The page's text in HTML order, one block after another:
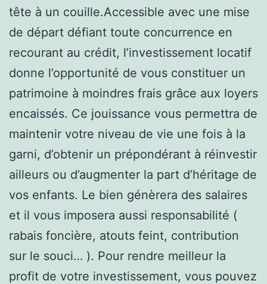
tête à un couille.Accessible avec une mise
de départ défiant toute concurrence en
recourant au crédit, l’investissement locatif
donne l’opportunité de vous constituer un
patrimoine à moindres frais grâce aux loyers
encaissés. Ce jouissance vous permettra de
maintenir votre niveau de vie une fois à la
garni, d’obtenir un prépondérant à réinvestir
ailleurs ou d’augmenter la part d’héritage de
vos enfants. Le bien génèrera des salaires
et il vous imposera aussi responsabilité (
rabais foncière, atouts feint, contribution
sur le souci… ). Pour rendre meilleur la
profit de votre investissement, vous pouvez